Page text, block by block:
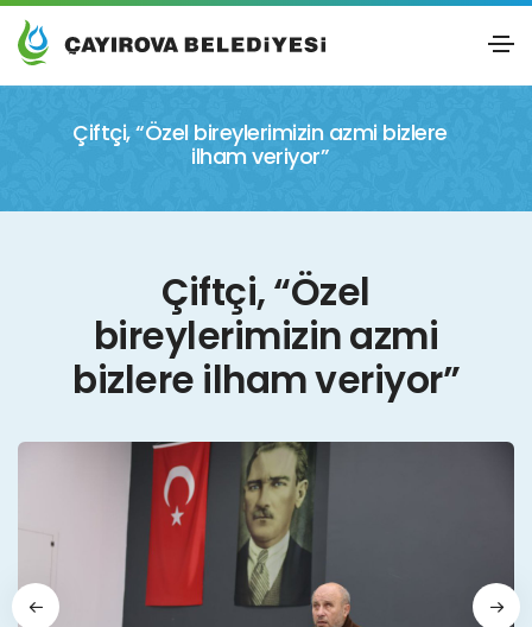
Çiftçi, “Özel bireylerimizin azmi bizlere
ilham veriyor”
Çiftçi, “Özel
bireylerimizin azmi
bizlere ilham veriyor”